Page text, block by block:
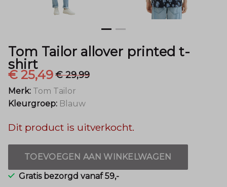
Tom Tailor allover printed t-
shirt
€ 25,49€ 29,99
Merk: Tom Tailor
Kleurgroep: Blauw
Dit product is uitverkocht.
TOEVOEGEN AAN WINKELWAGEN
Gratis bezorgd vanaf 59,-